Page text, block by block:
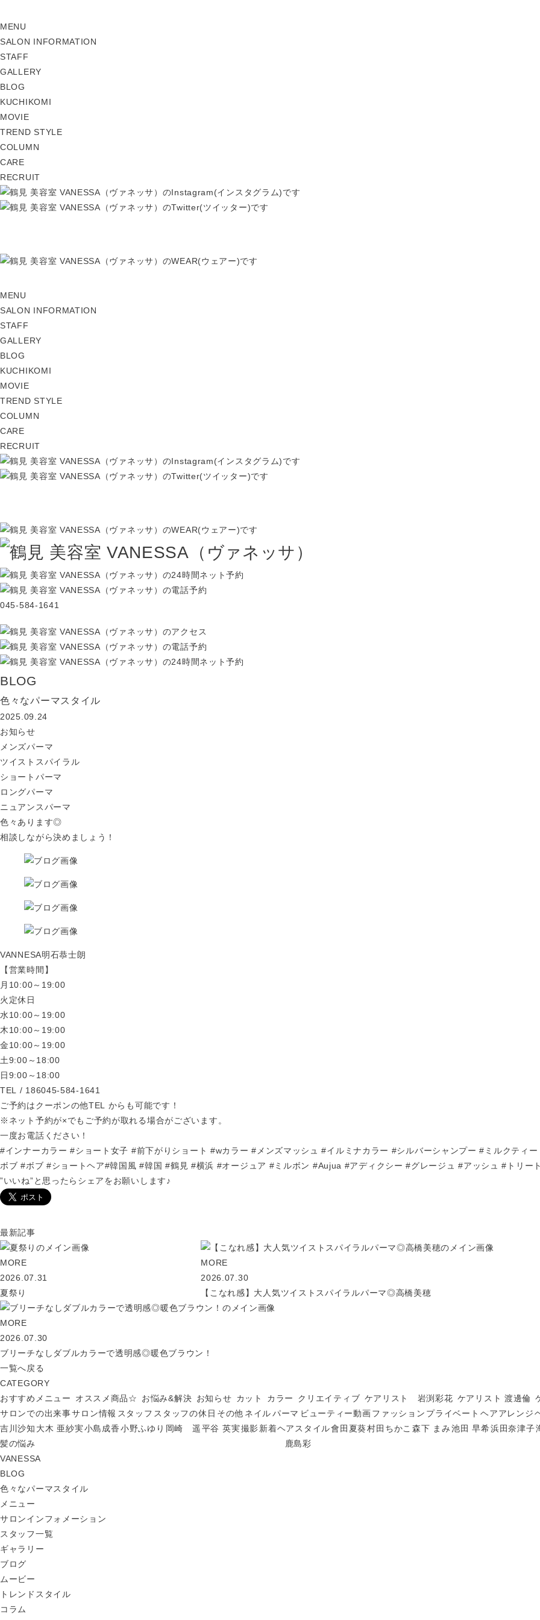
MENU
SALON INFORMATION
STAFF
GALLERY
BLOG
KUCHIKOMI
MOVIE
TREND STYLE
COLUMN
CARE
RECRUIT
MENU
SALON INFORMATION
STAFF
GALLERY
BLOG
KUCHIKOMI
MOVIE
TREND STYLE
COLUMN
CARE
RECRUIT
045-584-1641
BLOG
色々なパーマスタイル
2025.09.24
お知らせ
メンズパーマ
ツイストスパイラル
ショートパーマ
ロングパーマ
ニュアンスパーマ
色々あります◎
相談しながら決めましょう！
VANNESA明石恭士朗
【営業時間】
月10:00～19:00
火定休日
水10:00～19:00
木10:00～19:00
金10:00～19:00
土9:00～18:00
日9:00～18:00
TEL / 186045-584-1641
ご予約はクーポンの他TEL からも可能です！
※ネット予約が×でもご予約が取れる場合がございます。
一度お電話ください！
#インナーカラー #ショート女子 #前下がりショート #wカラー #メンズマッシュ #イルミナカラー #シルバーシャンプー #ミルクティ
ボブ #ボブ #ショートヘア#韓国風 #韓国 #鶴見 #横浜 #オージュア #ミルボン #Aujua #アディクシー #グレージュ #アッシュ #トリー
”いいね”と思ったらシェアをお願いします♪
最新記事
MORE
2026.07.31
夏祭り
MORE
2026.07.30
【こなれ感】大人気ツイストスパイラルパーマ◎高橋美穂
MORE
2026.07.30
ブリーチなしダブルカラーで透明感◎暖色ブラウン！
一覧へ戻る
CATEGORY
おすすめメニュー
オススメ商品☆ お悩み&解決 お知らせ カット カラー クリエイティブ ケアリスト 岩渕彩花 ケアリスト 渡邊倫
サロンでの出来事サロン情報 スタッフ スタッフの休日 その他 ネイルパーマ ビューティー動画ファッション プライベート ヘアアレンジ
吉川沙知 大木 亜紗実小島成香小野ふゆり 岡崎 遥平谷 英実撮影新着ヘアスタイル會田夏葵村田ちかこ 森下 まみ池田 早希浜田奈津子
髪の悩み
鹿島彩
VANESSA
BLOG
色々なパーマスタイル
メニュー
サロンインフォメーション
スタッフ一覧
ギャラリー
ブログ
ムービー
トレンドスタイル
コラム